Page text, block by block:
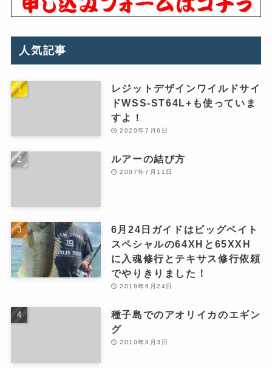
人気記事
レジットデザインワイルドサイ
ドWSS-ST64L+も使っていま
すよ！
2020年7月6日
ルアーの結び方
2007年7月11日
6月24日ガイドはビッグベイト
スペシャルの64XHと65XXH
に入魂修行とテキサス修行依頼
でやりきりました！
2019年6月24日
種子島でのアオリイカのエギン
グ
2010年8月3日